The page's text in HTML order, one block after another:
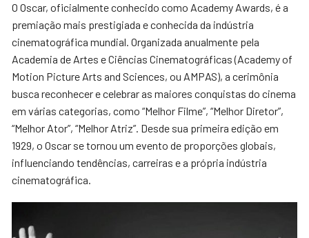
O Oscar, oficialmente conhecido como Academy Awards, é a
premiação mais prestigiada e conhecida da indústria
cinematográfica mundial. Organizada anualmente pela
Academia de Artes e Ciências Cinematográficas (Academy of
Motion Picture Arts and Sciences, ou AMPAS), a cerimônia
busca reconhecer e celebrar as maiores conquistas do cinema
em várias categorias, como “Melhor Filme”, “Melhor Diretor”,
“Melhor Ator”, “Melhor Atriz”. Desde sua primeira edição em
1929, o Oscar se tornou um evento de proporções globais,
influenciando tendências, carreiras e a própria indústria
cinematográfica.